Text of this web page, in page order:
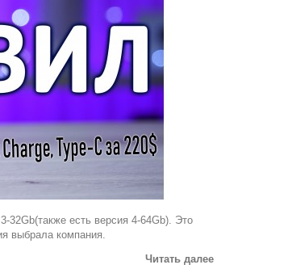
есть версия 4-64Gb). Это
выбрала компания.
Читать далее